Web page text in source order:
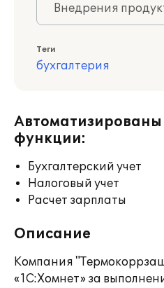
Внедрения
Теги
бухгалтерия
функции:
Бухгалтерский учет
Налоговый учет
Расчет зарплаты
Описание
Компания
«1С:Хомнет» за